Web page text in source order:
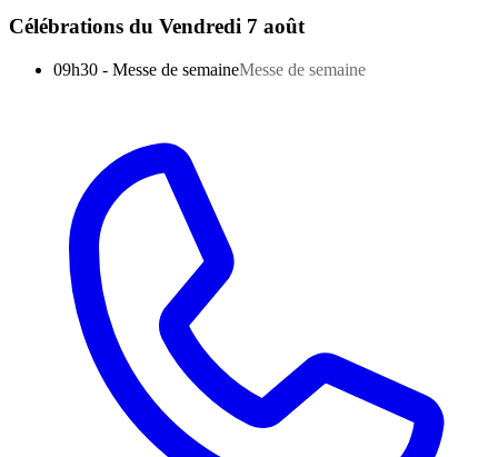
Célébrations du Vendredi 7 août
09h30 - Messe de semaineMesse de semaine